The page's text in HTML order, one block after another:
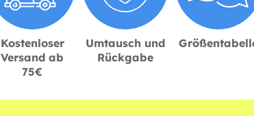
Kostenloser
Versand ab
75€
Umtausch und
Rückgabe